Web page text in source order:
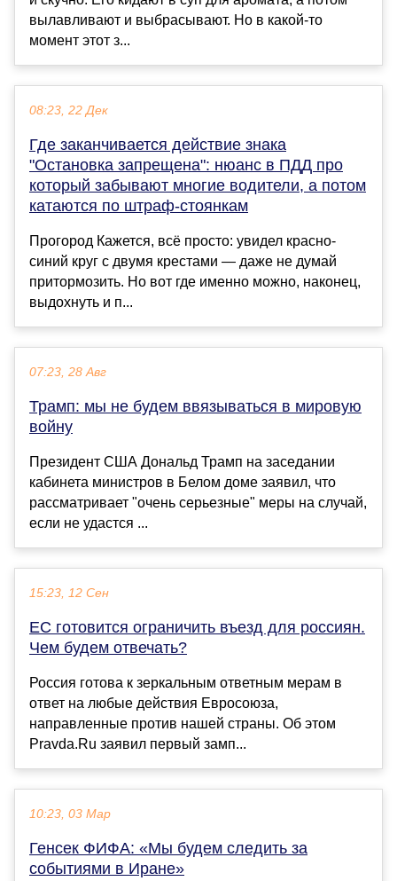
вылавливают и выбрасывают. Но в какой-то
момент этот з...
08:23, 22 Дек
Где заканчивается действие знака
"Остановка запрещена": нюанс в ПДД про
который забывают многие водители, а потом
катаются по штраф-стоянкам
Прогород Кажется, всё просто: увидел красно-
синий круг с двумя крестами — даже не думай
притормозить. Но вот где именно можно, наконец,
выдохнуть и п...
07:23, 28 Авг
Трамп: мы не будем ввязываться в мировую
войну
Президент США Дональд Трамп на заседании
кабинета министров в Белом доме заявил, что
рассматривает "очень серьезные" меры на случай,
если не удастся ...
15:23, 12 Сен
ЕС готовится ограничить въезд для россиян.
Чем будем отвечать?
Россия готова к зеркальным ответным мерам в
ответ на любые действия Евросоюза,
направленные против нашей страны. Об этом
Pravda.Ru заявил первый замп...
10:23, 03 Мар
Генсек ФИФА: «Мы будем следить за
событиями в Иране»